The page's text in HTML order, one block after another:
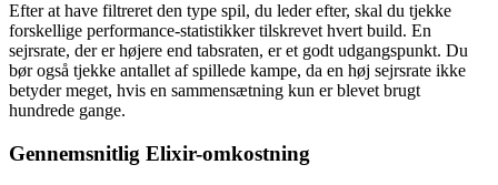
Efter at have filtreret den type spil, du leder efter, skal du tjekke
forskellige performance-statistikker tilskrevet hvert build. En
sejrsrate, der er højere end tabsraten, er et godt udgangspunkt. Du
bør også tjekke antallet af spillede kampe, da en høj sejrsrate ikke
betyder meget, hvis en sammensætning kun er blevet brugt
hundrede gange.
Gennemsnitlig Elixir-omkostning